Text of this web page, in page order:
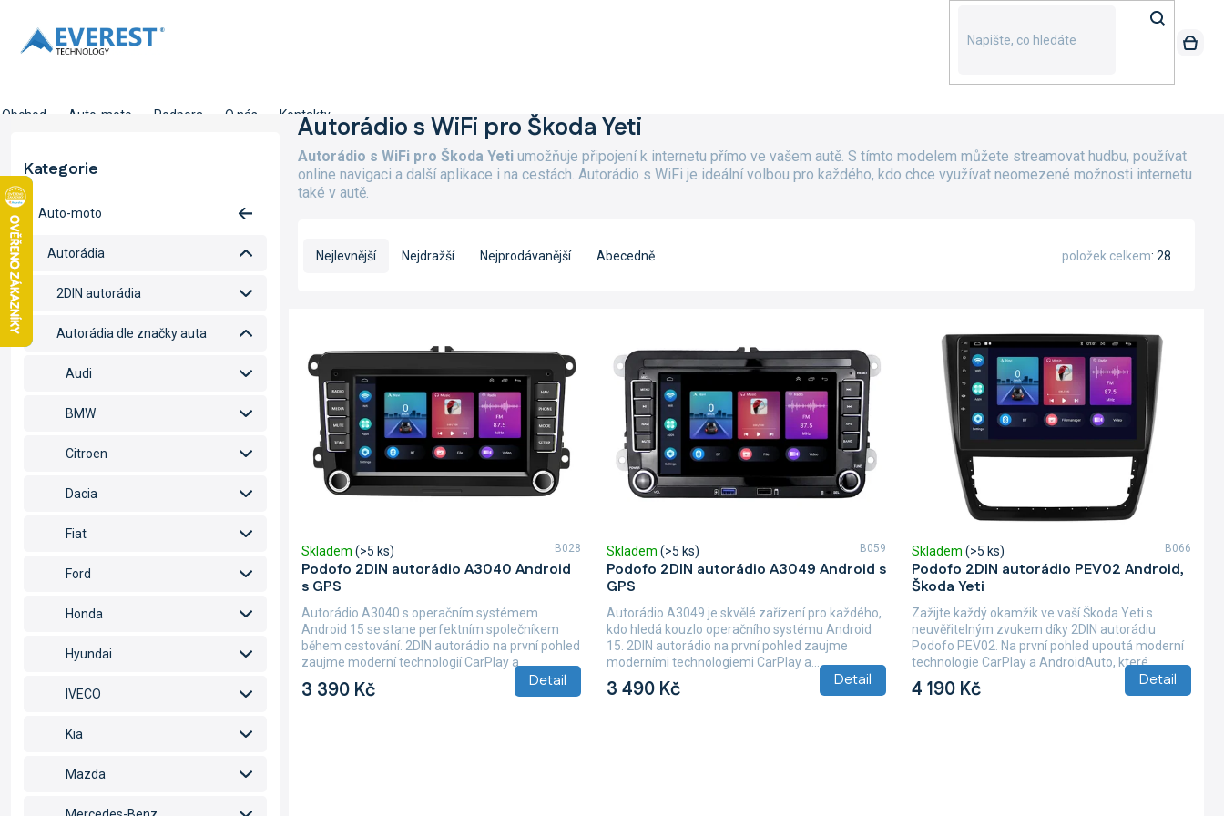
obsah
Obchod Auto-moto Podpora O nás Kontakty
t
r
a
n
n
í
p
a
n
Přeskočit
kategorie
Kategorie
Auto-moto
Autorádia
2DIN autorádia
Autorádia dle značky auta
Audi
BMW
Citroen
Dacia
Fiat
Ford
Honda
Hyundai
IVECO
Kia
Mazda
Autorádio s WiFi pro Škoda Yeti
Autorádio s WiFi pro Škoda Yeti umožňuje připojení k internetu přímo ve vašem autě. S tímto modelem můžete streamovat hudbu, používat
online navigaci a další aplikace i na cestách. Autorádio s WiFi je ideální volbou pro každého, kdo chce využívat neomezené možnosti internetu
také v autě.
p
r
Nejlevnější Nejdražší Nejprodávanější Abecedně 28
položek celkem
ů
Podofo 2DIN autorádio A3040 Android
s GPS
Skladem (>5 ks)
3 390 Kč Detail
Autorádio A3040 s operačním systémem
Android 15 se stane perfektním společníkem
během cestování. 2DIN autorádio na první pohled
zaujme moderní technologií CarPlay a
B028
Podofo 2DIN autorádio A3049 Android s
GPS
Skladem (>5 ks)
3 490 Kč Detail
Autorádio A3049 je skvělé zařízení pro každého,
kdo hledá kouzlo operačního systému Android
15. 2DIN autorádio na první pohled zaujme
moderními technologiemi CarPlay a...
B059
Podofo 2DIN autorádio PEV02 Android,
Škoda Yeti
Skladem (>5 ks)
4 190 Kč Detail
Zažijte každý okamžik ve vaší Škoda Yeti s
neuvěřitelným zvukem díky 2DIN autorádiu
Podofo PEV02. Na první pohled upoutá moderní
technologie CarPlay a AndroidAuto, které...
B066